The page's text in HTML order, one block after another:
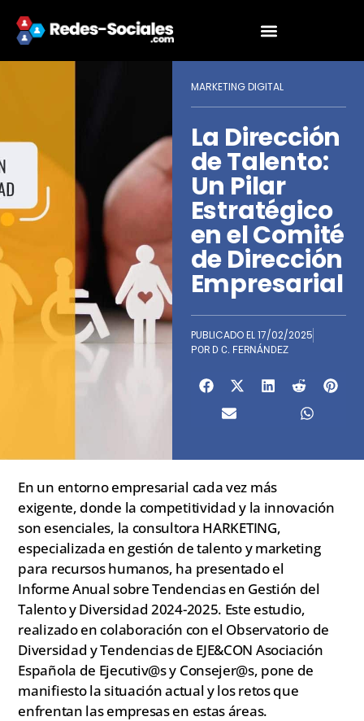
MARKETING DIGITAL
La Dirección
de Talento:
Un Pilar
Estratégico
en el Comité
de Dirección
Empresarial
PUBLICADO EL17/02/2025
POR D C. FERNÁNDEZ
En un entorno empresarial cada vez más
exigente, donde la competitividad y la innovación
son esenciales, la consultora HARKETING,
especializada en gestión de talento y marketing
para recursos humanos, ha presentado el
Informe Anual sobre Tendencias en Gestión del
Talento y Diversidad 2024-2025. Este estudio,
realizado en colaboración con el Observatorio de
Diversidad y Tendencias de EJE&CON Asociación
Española de Ejecutiv@s y Consejer@s, pone de
manifiesto la situación actual y los retos que
enfrentan las empresas en estas áreas.